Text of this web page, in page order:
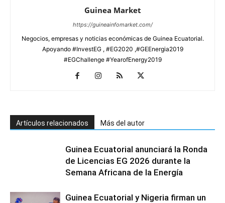
Guinea Market
https://guineainfomarket.com/
Negocios, empresas y noticias económicas de Guinea Ecuatorial.
Apoyando #InvestEG , #EG2020 ,#GEEnergia2019
#EGChallenge #YearofEnergy2019
Artículos relacionados Más del autor
Guinea Ecuatorial anunciará la Ronda
de Licencias EG 2026 durante la
Semana Africana de la Energía
Guinea Ecuatorial y Nigeria firman un